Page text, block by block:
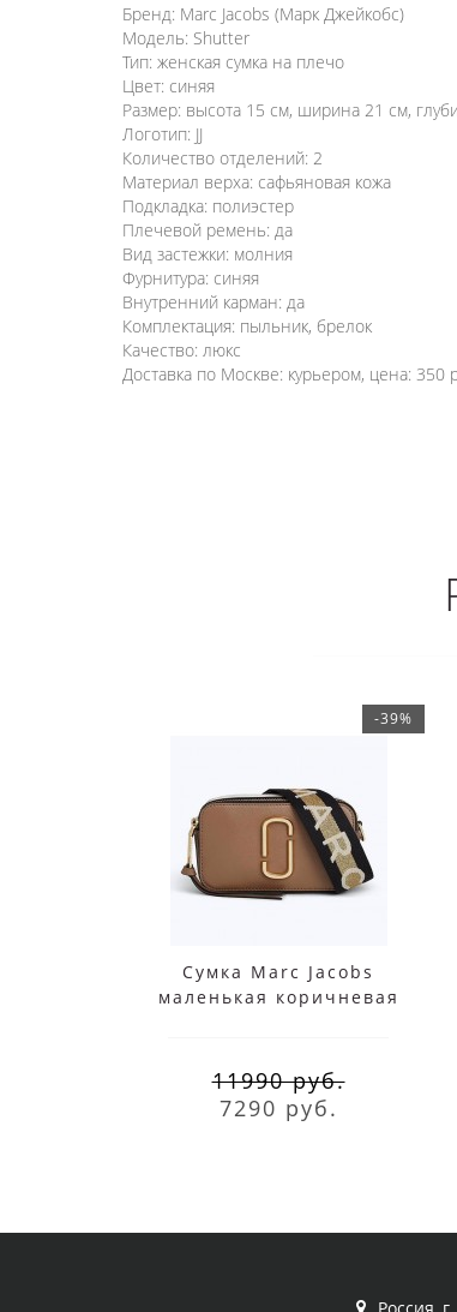
Бренд: Marc Jacobs (Марк Джейкобс)
Модель: Shutter
Тип: женская сумка на плечо
Цвет: синяя
Размер: высота 15 см, ширина 21 см,
Логотип: JJ
Количество отделений: 2
Материал верха: сафьяновая кожа
Подкладка: полиэстер
Плечевой ремень: да
Вид застежки: молния
Фурнитура: синяя
Внутренний карман: да
Комплектация: пыльник, брелок
Качество: люкс
Доставка по Москве: курьером, цена: 350
-39%
Сумка Marc Jacobs
маленькая коричневая
11990 руб.
7290 руб.
Россия,